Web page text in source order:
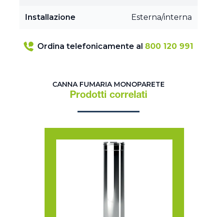
Installazione Esterna/interna
Ordina telefonicamente al 800 120 991
CANNA FUMARIA MONOPARETE
Prodotti correlati